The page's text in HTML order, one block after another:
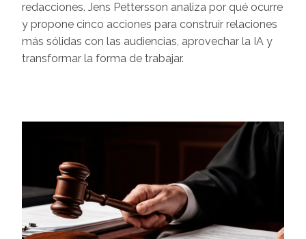
redacciones. Jens Pettersson analiza por qué ocurre
y propone cinco acciones para construir relaciones
más sólidas con las audiencias, aprovechar la IA y
transformar la forma de trabajar.